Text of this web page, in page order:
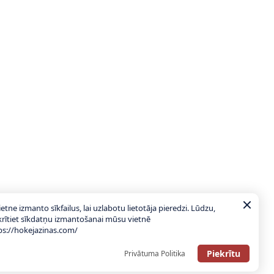
izmanto sīkfailus, lai uzlabotu lietotāja pieredzi. Lūdzu,
sīkdatņu izmantošanai mūsu vietnē
hokejazinas.com/
Privātuma Politika Piekrītu